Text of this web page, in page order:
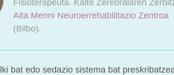
Fisioterapeuta. Kalte Zerebralaren
Aita Menni Neuroerrehabilitazio Zentroa
(Bilbo).
bat edo sedazio sistema bat